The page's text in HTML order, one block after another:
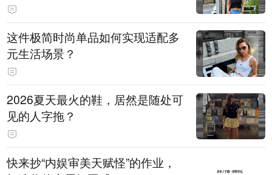
这件极简时尚单品如何实现适配多
元生活场景？
2026夏天最火的鞋，居然是随处可
见的人字拖？
快来抄“内娱审美天赋怪”的作业，